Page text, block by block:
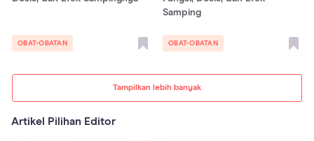
Tampilkan lebih banyak
OBAT-OBATAN
Samping
OBAT-OBATAN
Artikel Pilihan Editor